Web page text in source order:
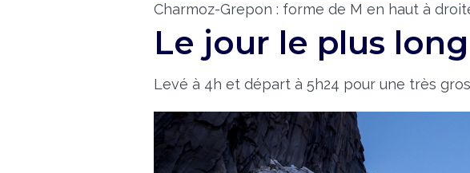
Charmoz-Grepon : forme de M en haut à
Le jour le plus long
Levé à 4h et départ à 5h24 pour une très